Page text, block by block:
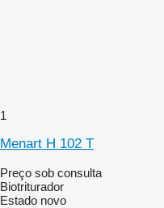
1
Menart H 102 T
Preço sob consulta
Biotriturador
Estado novo